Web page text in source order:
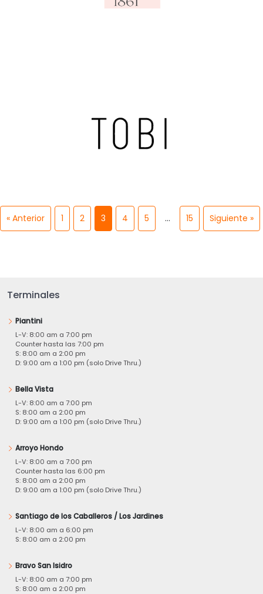
« Anterior 1 2 3 4 5 … 15 Siguiente »
Terminales
Piantini
L-V: 8:00 am a 7:00 pm
Counter hasta las 7:00 pm
S: 8:00 am a 2:00 pm
D: 9:00 am a 1:00 pm (solo Drive Thru.)
Bella Vista
L-V: 8:00 am a 7:00 pm
S: 8:00 am a 2:00 pm
D: 9:00 am a 1:00 pm (solo Drive Thru.)
Arroyo Hondo
L-V: 8:00 am a 7:00 pm
Counter hasta las 6:00 pm
S: 8:00 am a 2:00 pm
D: 9:00 am a 1:00 pm (solo Drive Thru.)
Santiago de los Caballeros / Los Jardines
L-V: 8:00 am a 6:00 pm
S: 8:00 am a 2:00 pm
Bravo San Isidro
L-V: 8:00 am a 7:00 pm
S: 8:00 am a 2:00 pm